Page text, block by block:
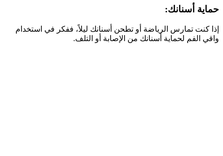
حماية أسنانك:
إذا كنت تمارس الرياضة أو تطحن أسنانك ليلاً، ففكر في استخدام
واقي الفم لحماية أسنانك من الإصابة أو التلف.